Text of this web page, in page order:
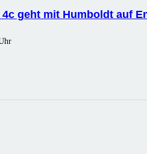
4c geht mit Humboldt auf